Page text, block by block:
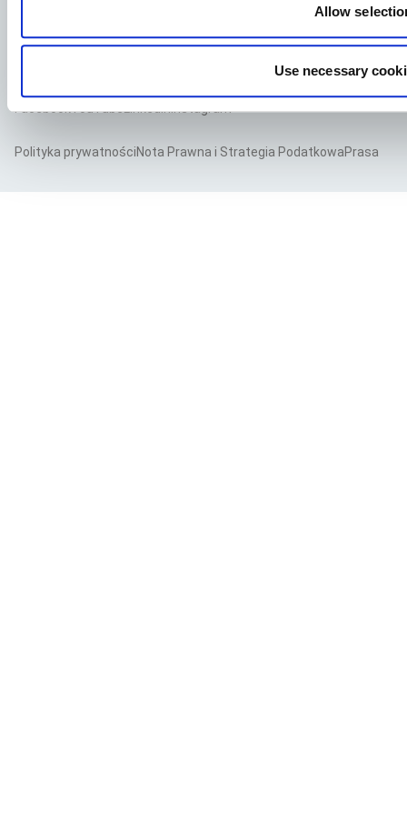
Allow
Use necessary
FacebookYouTubeLinkedInInstagram
Polityka prywatnościNota Prawna i Strategia PodatkowaPrasa